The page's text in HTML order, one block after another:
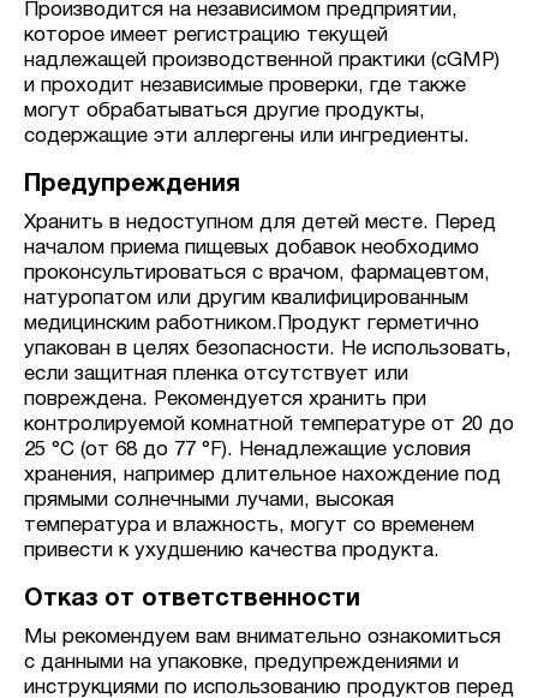
Производится на независимом предприятии,
которое имеет регистрацию текущей
надлежащей производственной практики (cGMP)
и проходит независимые проверки, где также
могут обрабатываться другие продукты,
содержащие эти аллергены или ингредиенты.
Предупреждения
Хранить в недоступном для детей месте. Перед
началом приема пищевых добавок необходимо
проконсультироваться с врачом, фармацевтом,
натуропатом или другим квалифицированным
медицинским работником.Продукт герметично
упакован в целях безопасности. Не использовать,
если защитная пленка отсутствует или
повреждена. Рекомендуется хранить при
контролируемой комнатной температуре от 20 до
25 °C (от 68 до 77 °F). Ненадлежащие условия
хранения, например длительное нахождение под
прямыми солнечными лучами, высокая
температура и влажность, могут со временем
привести к ухудшению качества продукта.
Отказ от ответственности
Мы рекомендуем вам внимательно ознакомиться
с данными на упаковке, предупреждениями и
инструкциями по использованию продуктов перед